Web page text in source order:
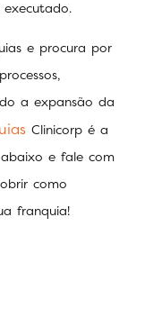
e procura por
a expansão da
Clinicorp é a
e fale com
como
franquia!